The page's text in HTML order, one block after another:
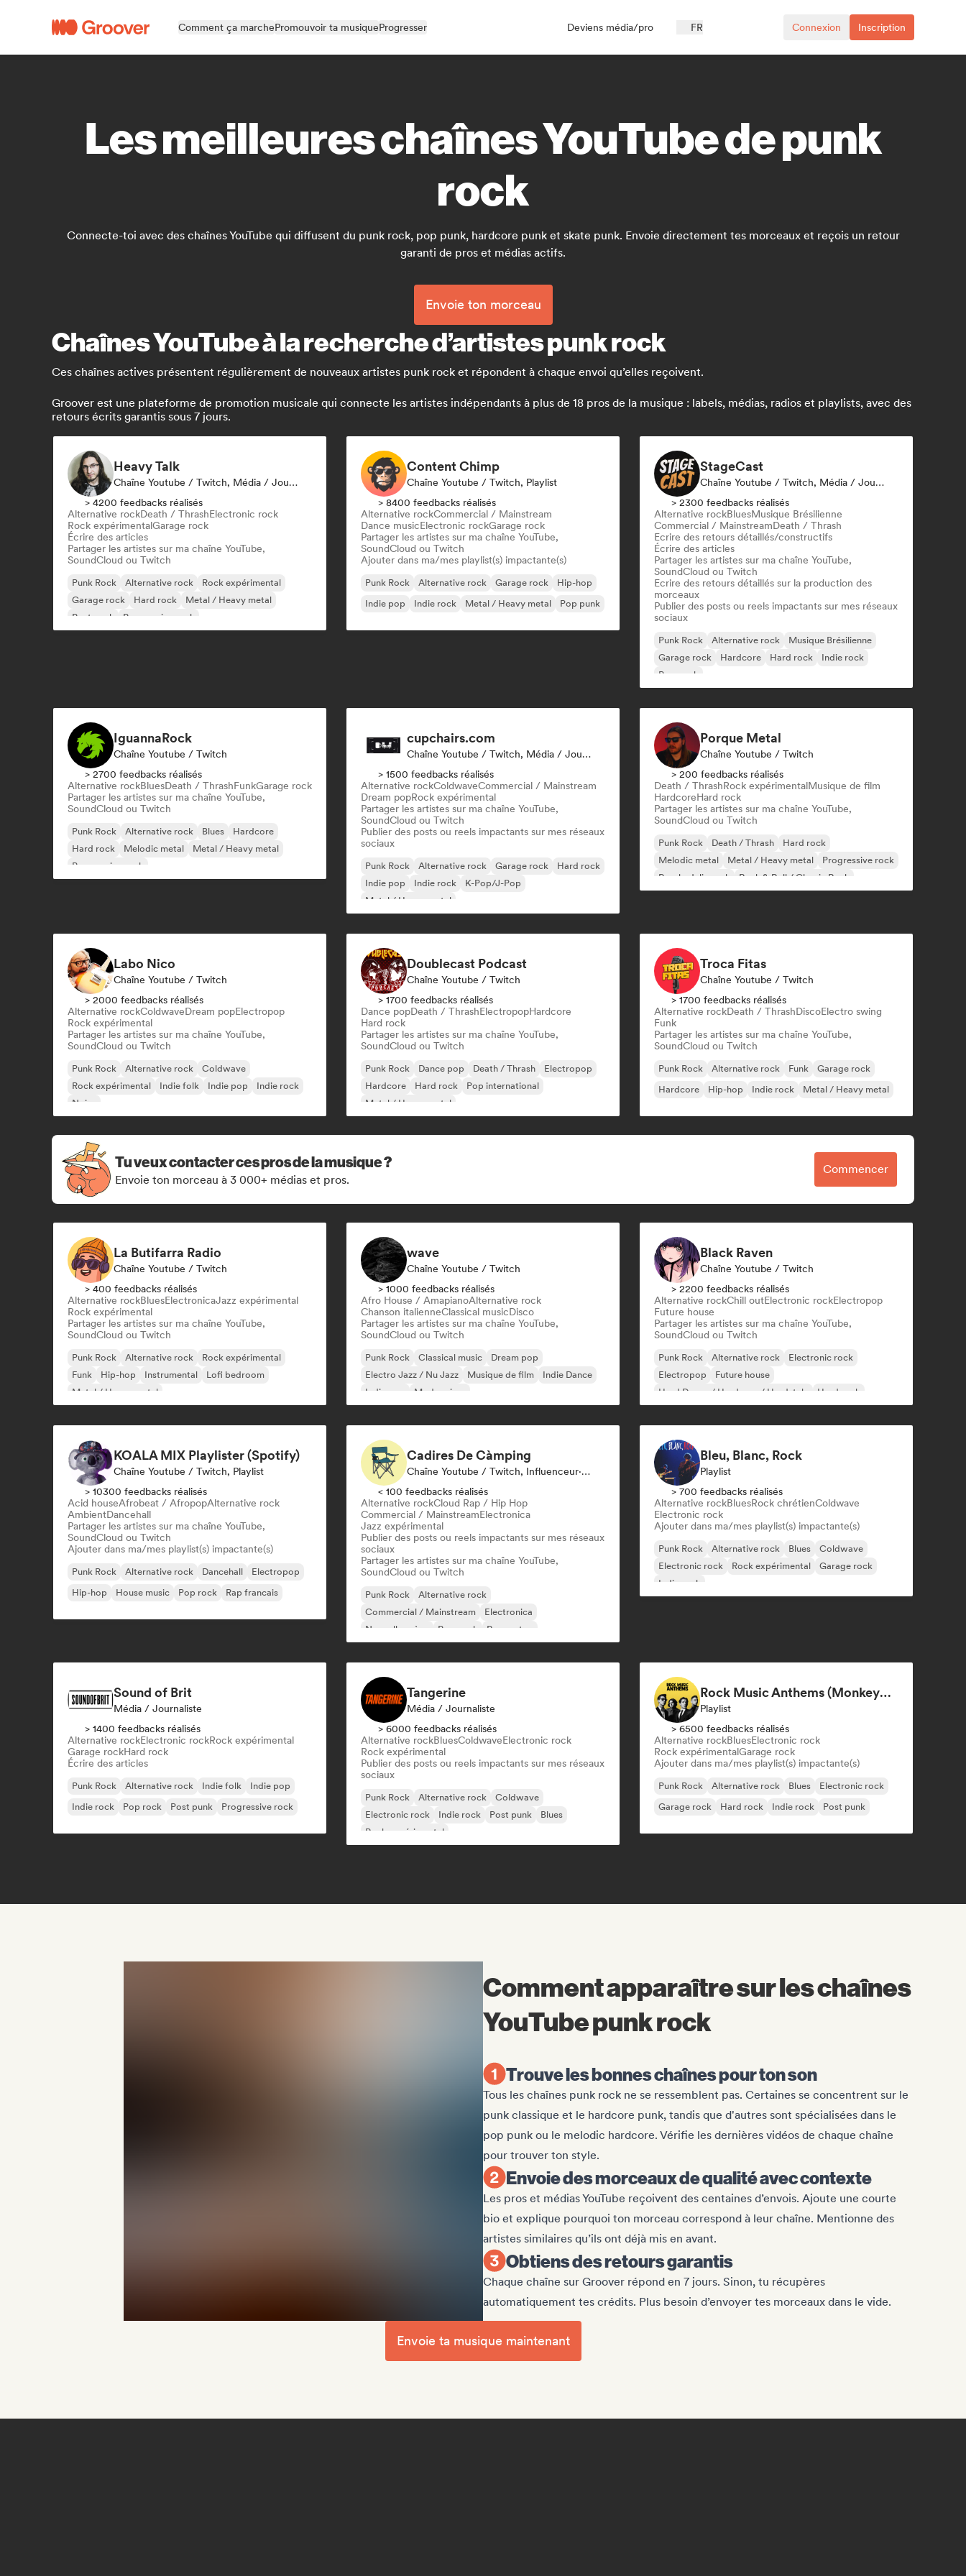
Comment ça marchePromouvoir ta musiqueProgresser Deviens média/pro FR Connexion Inscription
Les meilleures chaînes YouTube de punk
rock
Connecte-toi avec des chaînes YouTube qui diffusent du punk rock, pop punk, hardcore punk et skate punk. Envoie directement tes morceaux et reçois un retour
garanti de pros et médias actifs.
Envoie ton morceau
Chaînes YouTube à la recherche d’artistes punk rock
Ces chaînes actives présentent régulièrement de nouveaux artistes punk rock et répondent à chaque envoi qu’elles reçoivent.
Groover est une plateforme de promotion musicale qui connecte les artistes indépendants à plus de 18 pros de la musique : labels, médias, radios et playlists, avec des
retours écrits garantis sous 7 jours.
Heavy Talk
Chaîne Youtube / Twitch, Média / Journaliste
> 4200 feedbacks réalisés
Alternative rockDeath / ThrashElectronic rock
Rock expérimentalGarage rock
Écrire des articles
Partager les artistes sur ma chaîne YouTube,
SoundCloud ou Twitch
Punk Rock Alternative rock
Rock expérimental
Garage rock
Hard rock
Metal / Heavy metal
Post punk
Progressive rock
Content Chimp
Chaîne Youtube / Twitch, Playlist
> 8400 feedbacks réalisés
Alternative rockCommercial / Mainstream
Dance musicElectronic rockGarage rock
Partager les artistes sur ma chaîne YouTube,
SoundCloud ou Twitch
Ajouter dans ma/mes playlist(s) impactante(s)
Punk Rock Alternative rock Garage rock
Hip-hop
Indie pop
Indie rock Metal / Heavy metal Pop punk
StageCast
Chaîne Youtube / Twitch, Média / Journaliste, Mentor, Influenceur·euse Sur Les Réseaux Sociaux, Spécialiste Son
> 2300 feedbacks réalisés
Alternative rockBluesMusique Brésilienne
Commercial / MainstreamDeath / Thrash
Ecrire des retours détaillés/constructifs
Écrire des articles
Partager les artistes sur ma chaîne YouTube,
SoundCloud ou Twitch
Ecrire des retours détaillés sur la production des
morceaux
Publier des posts ou reels impactants sur mes réseaux
sociaux
Punk Rock Alternative rock
Musique Brésilienne
Garage rock
Hardcore Hard rock
Indie rock
Pop punk
IguannaRock
Chaîne Youtube / Twitch
> 2700 feedbacks réalisés
Alternative rockBluesDeath / ThrashFunkGarage rock
Partager les artistes sur ma chaîne YouTube,
SoundCloud ou Twitch
Punk Rock Alternative rock Blues
Hardcore
Hard rock
Melodic metal
Metal / Heavy metal
Progressive rock
cupchairs.com
Chaîne Youtube / Twitch, Média / Journaliste
> 1500 feedbacks réalisés
Alternative rockColdwaveCommercial / Mainstream
Dream popRock expérimental
Partager les artistes sur ma chaîne YouTube,
SoundCloud ou Twitch
Publier des posts ou reels impactants sur mes réseaux
sociaux
Punk Rock Alternative rock Garage rock
Hard rock
Indie pop
Indie rock
K-Pop/J-Pop
Metal / Heavy metal
Porque Metal
Chaîne Youtube / Twitch
> 200 feedbacks réalisés
Death / ThrashRock expérimentalMusique de film
HardcoreHard rock
Partager les artistes sur ma chaîne YouTube,
SoundCloud ou Twitch
Punk Rock Death / Thrash
Hard rock
Melodic metal
Metal / Heavy metal
Progressive rock
Psychedelic rock
Rock & Roll / Classic Rock
Labo Nico
Chaîne Youtube / Twitch
> 2000 feedbacks réalisés
Alternative rockColdwaveDream popElectropop
Rock expérimental
Partager les artistes sur ma chaîne YouTube,
SoundCloud ou Twitch
Punk Rock Alternative rock
Coldwave
Rock expérimental
Indie folk Indie pop
Indie rock
Noise
Doublecast Podcast
Chaîne Youtube / Twitch
> 1700 feedbacks réalisés
Dance popDeath / ThrashElectropopHardcore
Hard rock
Partager les artistes sur ma chaîne YouTube,
SoundCloud ou Twitch
Punk Rock Dance pop Death / Thrash
Electropop
Hardcore
Hard rock
Pop international
Metal / Heavy metal
Troca Fitas
Chaîne Youtube / Twitch
> 1700 feedbacks réalisés
Alternative rockDeath / ThrashDiscoElectro swing
Funk
Partager les artistes sur ma chaîne YouTube,
SoundCloud ou Twitch
Punk Rock Alternative rock Funk
Garage rock
Hardcore
Hip-hop Indie rock Metal / Heavy metal
Tu veux contacter ces pros de la musique ?
Envoie ton morceau à 3 000+ médias et pros.
Commencer
La Butifarra Radio
Chaîne Youtube / Twitch
> 400 feedbacks réalisés
Alternative rockBluesElectronicaJazz expérimental
Rock expérimental
Partager les artistes sur ma chaîne YouTube,
SoundCloud ou Twitch
Punk Rock Alternative rock
Rock expérimental
Funk
Hip-hop Instrumental
Lofi bedroom
Metal / Heavy metal
wave
Chaîne Youtube / Twitch
> 1000 feedbacks réalisés
Afro House / AmapianoAlternative rock
Chanson italienneClassical musicDisco
Partager les artistes sur ma chaîne YouTube,
SoundCloud ou Twitch
Punk Rock Classical music
Dream pop
Electro Jazz / Nu Jazz
Musique de film
Indie Dance
Indie pop
Modern jazz
Black Raven
Chaîne Youtube / Twitch
> 2200 feedbacks réalisés
Alternative rockChill outElectronic rockElectropop
Future house
Partager les artistes sur ma chaîne YouTube,
SoundCloud ou Twitch
Punk Rock Alternative rock
Electronic rock
Electropop
Future house
Hard Dance / Hardcore / Hardstyle
Hard rock
KOALA MIX Playlister (Spotify)
Chaîne Youtube / Twitch, Playlist
> 10300 feedbacks réalisés
Acid houseAfrobeat / AfropopAlternative rock
AmbientDancehall
Partager les artistes sur ma chaîne YouTube,
SoundCloud ou Twitch
Ajouter dans ma/mes playlist(s) impactante(s)
Punk Rock Alternative rock Dancehall
Electropop
Hip-hop
House music Pop rock Rap francais
Cadires De Càmping
Chaîne Youtube / Twitch, Influenceur·euse Sur Les Réseaux Sociaux
< 100 feedbacks réalisés
Alternative rockCloud Rap / Hip Hop
Commercial / MainstreamElectronica
Jazz expérimental
Publier des posts ou reels impactants sur mes réseaux
sociaux
Partager les artistes sur ma chaîne YouTube,
SoundCloud ou Twitch
Punk Rock
Alternative rock
Commercial / Mainstream
Electronica
Nouvelle scène
Pop punk
Reggaeton
Bleu, Blanc, Rock
Playlist
> 700 feedbacks réalisés
Alternative rockBluesRock chrétienColdwave
Electronic rock
Ajouter dans ma/mes playlist(s) impactante(s)
Punk Rock Alternative rock Blues
Coldwave
Electronic rock
Rock expérimental
Garage rock
Indie rock
Sound of Brit
Média / Journaliste
> 1400 feedbacks réalisés
Alternative rockElectronic rockRock expérimental
Garage rockHard rock
Écrire des articles
Punk Rock Alternative rock Indie folk
Indie pop
Indie rock
Pop rock Post punk Progressive rock
Tangerine
Média / Journaliste
> 6000 feedbacks réalisés
Alternative rockBluesColdwaveElectronic rock
Rock expérimental
Publier des posts ou reels impactants sur mes réseaux
sociaux
Punk Rock Alternative rock
Coldwave
Electronic rock
Indie rock Post punk
Blues
Rock expérimental
Rock Music Anthems (MonkeyPlaylists)
Playlist
> 6500 feedbacks réalisés
Alternative rockBluesElectronic rock
Rock expérimentalGarage rock
Ajouter dans ma/mes playlist(s) impactante(s)
Punk Rock Alternative rock Blues
Electronic rock
Garage rock
Hard rock Indie rock Post punk
Comment apparaître sur les chaînes
YouTube punk rock
Trouve les bonnes chaînes pour ton son
Tous les chaînes punk rock ne se ressemblent pas. Certaines se concentrent sur le
punk classique et le hardcore punk, tandis que d'autres sont spécialisées dans le
pop punk ou le melodic hardcore. Vérifie les dernières vidéos de chaque chaîne
pour trouver ton style.
Envoie des morceaux de qualité avec contexte
Les pros et médias YouTube reçoivent des centaines d’envois. Ajoute une courte
bio et explique pourquoi ton morceau correspond à leur chaîne. Mentionne des
artistes similaires qu’ils ont déjà mis en avant.
Obtiens des retours garantis
Chaque chaîne sur Groover répond en 7 jours. Sinon, tu récupères
automatiquement tes crédits. Plus besoin d’envoyer tes morceaux dans le vide.
Envoie ta musique maintenant